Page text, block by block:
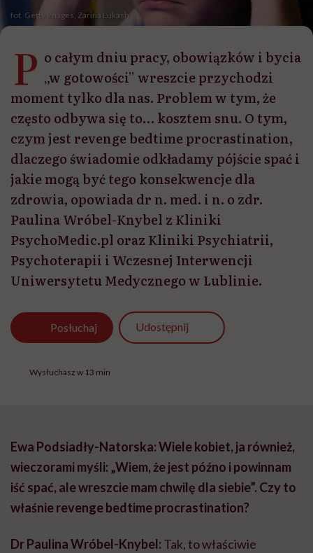
fot. Getty Images, Zarina Lukash
P o całym dniu pracy, obowiązków i bycia
„w gotowości” wreszcie przychodzi
moment tylko dla nas. Problem w tym, że
często odbywa się to… kosztem snu. O tym,
czym jest revenge bedtime procrastination,
dlaczego świadomie odkładamy pójście spać i
jakie mogą być tego konsekwencje dla
zdrowia, opowiada dr n. med. i n. o zdr.
Paulina Wróbel-Knybel z Kliniki
PsychoMedic.pl oraz Kliniki Psychiatrii,
Psychoterapii i Wczesnej Interwencji
Uniwersytetu Medycznego w Lublinie.
Posłuchaj Udostępnij
Wysłuchasz w 13 min
Ewa Podsiadły-Natorska: Wiele kobiet, ja również,
wieczorami myśli: „Wiem, że jest późno i powinnam
iść spać, ale wreszcie mam chwilę dla siebie”. Czy to
właśnie revenge bedtime procrastination?
Dr Paulina Wróbel-Knybel: Tak, to właściwie